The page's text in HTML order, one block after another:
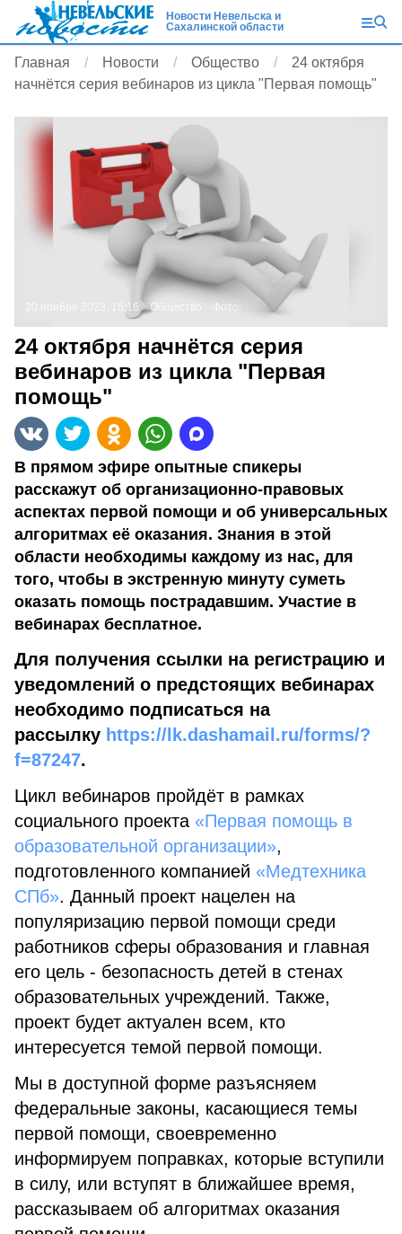
Новости Невельска и
Сахалинской области
Главная Новости Общество
24 октября
начнётся серия вебинаров из цикла "Первая помощь"
20 ноября 2023, 16:16 Общество Фото:
24 октября начнётся серия
вебинаров из цикла "Первая
помощь"
В прямом эфире опытные спикеры
расскажут об организационно-правовых
аспектах первой помощи и об универсальных
алгоритмах её оказания. Знания в этой
области необходимы каждому из нас, для
того, чтобы в экстренную минуту суметь
оказать помощь пострадавшим. Участие в
вебинарах бесплатное.
Для получения ссылки на регистрацию и
уведомлений о предстоящих вебинарах
необходимо подписаться на
рассылку https://lk.dashamail.ru/forms/?
f=87247.
Цикл вебинаров пройдёт в рамках
социального проекта «Первая помощь в
образовательной организации»,
подготовленного компанией «Медтехника
СПб». Данный проект нацелен на
популяризацию первой помощи среди
работников сферы образования и главная
его цель - безопасность детей в стенах
образовательных учреждений. Также,
проект будет актуален всем, кто
интересуется темой первой помощи.
Мы в доступной форме разъясняем
федеральные законы, касающиеся темы
первой помощи, своевременно
информируем поправках, которые вступили
в силу, или вступят в ближайшее время,
рассказываем об алгоритмах оказания